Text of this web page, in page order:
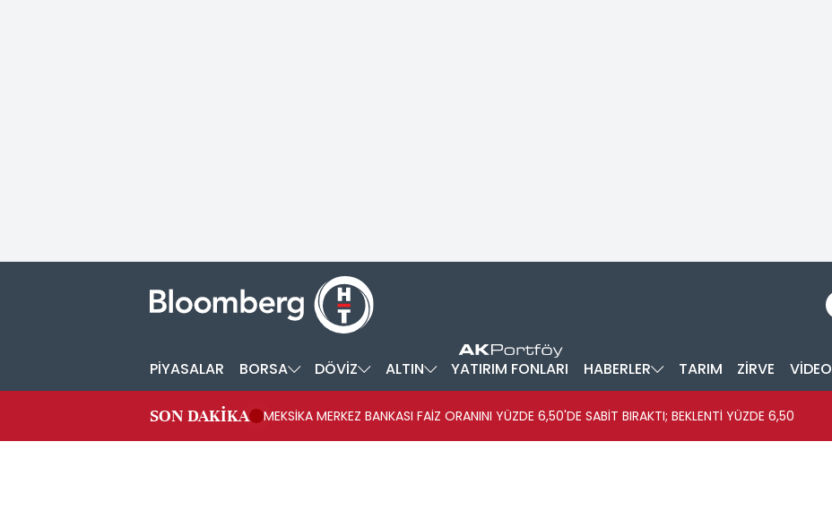
PİYASALAR BORSA DÖVİZ ALTIN YATIRIM FONLARI HABERLER TARIM ZİRVE VİDEO
SON DAKİKA MEKSİKA MERKEZ BANKASI FAİZ ORANINI YÜZDE 6,50'DE SABİT BIRAKTI; BEKLENTİ YÜZDE 6,50